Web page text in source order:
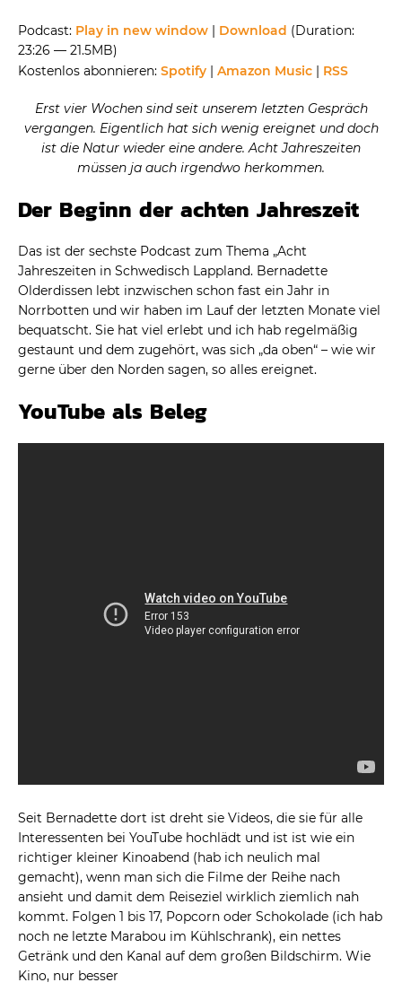
Podcast: Play in new window | Download (Duration:
23:26 — 21.5MB)
Kostenlos abonnieren: Spotify | Amazon Music | RSS
Erst vier Wochen sind seit unserem letzten Gespräch
vergangen. Eigentlich hat sich wenig ereignet und doch
ist die Natur wieder eine andere. Acht Jahreszeiten
müssen ja auch irgendwo herkommen.
Der Beginn der achten Jahreszeit
Das ist der sechste Podcast zum Thema „Acht
Jahreszeiten in Schwedisch Lappland. Bernadette
Olderdissen lebt inzwischen schon fast ein Jahr in
Norrbotten und wir haben im Lauf der letzten Monate viel
bequatscht. Sie hat viel erlebt und ich hab regelmäßig
gestaunt und dem zugehört, was sich „da oben“ – wie wir
gerne über den Norden sagen, so alles ereignet.
YouTube als Beleg
Seit Bernadette dort ist dreht sie Videos, die sie für alle
Interessenten bei YouTube hochlädt und ist ist wie ein
richtiger kleiner Kinoabend (hab ich neulich mal
gemacht), wenn man sich die Filme der Reihe nach
ansieht und damit dem Reiseziel wirklich ziemlich nah
kommt. Folgen 1 bis 17, Popcorn oder Schokolade (ich hab
noch ne letzte Marabou im Kühlschrank), ein nettes
Getränk und den Kanal auf dem großen Bildschirm. Wie
Kino, nur besser